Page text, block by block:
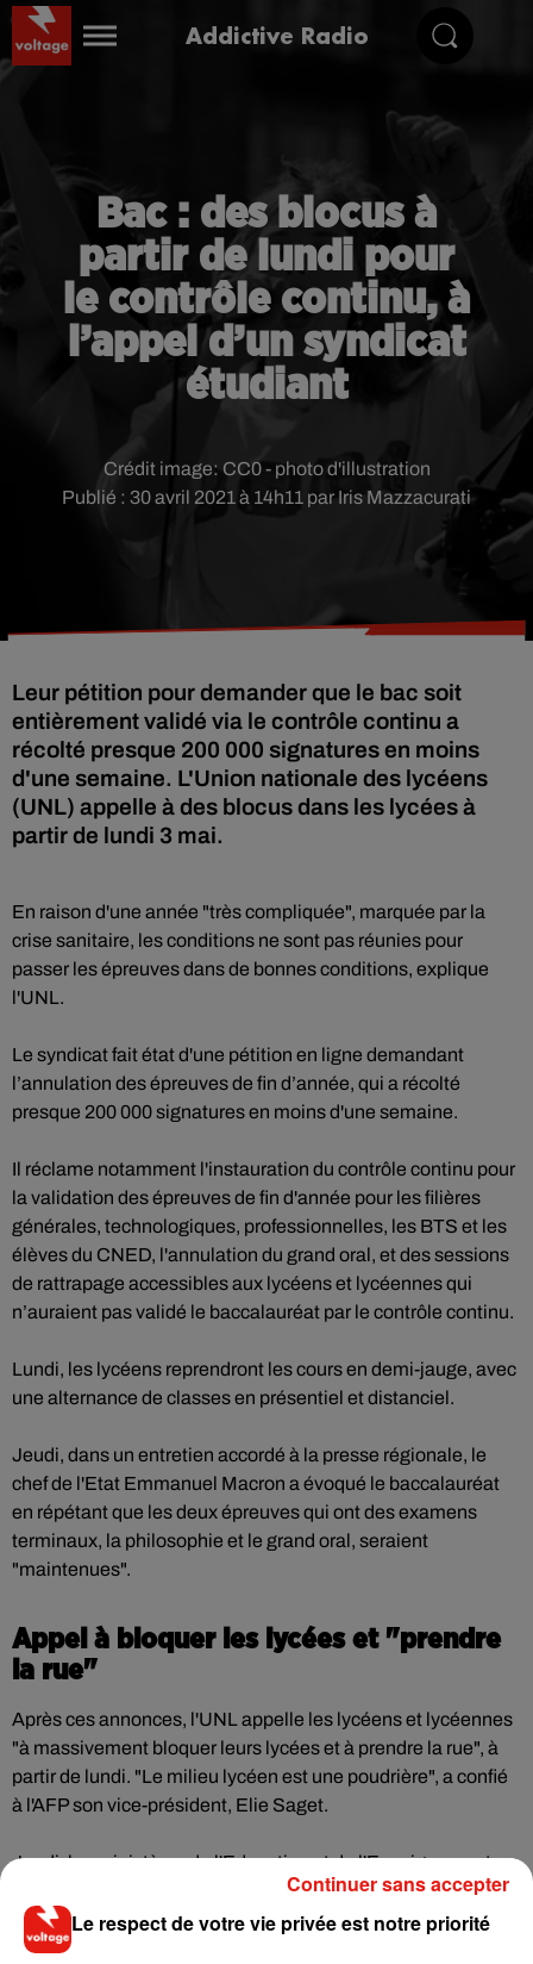
Addictive Radio
Bac : des blocus à
partir de lundi pour
le contrôle continu, à
l’appel d’un syndicat
étudiant
Publié : 30 avril 2021 à 14h11 par Iris Mazzacurati
Crédit image: CC0 - photo d'illustration
Leur pétition pour demander que le bac soit
entièrement validé via le contrôle continu a
récolté presque 200 000 signatures en moins
d'une semaine. L'Union nationale des lycéens
(UNL) appelle à des blocus dans les lycées à
partir de lundi 3 mai.
En raison d'une année "très compliquée", marquée par la
crise sanitaire, les conditions ne sont pas réunies pour
passer les épreuves dans de bonnes conditions, explique
l'UNL.
Le syndicat fait état d'une pétition en ligne demandant
l’annulation des épreuves de fin d’année, qui a récolté
presque 200 000 signatures en moins d'une semaine.
Il réclame notamment l'instauration du contrôle continu pour
la validation des épreuves de fin d'année pour les filières
générales, technologiques, professionnelles, les BTS et les
élèves du CNED, l'annulation du grand oral, et des sessions
de rattrapage accessibles aux lycéens et lycéennes qui
n’auraient pas validé le baccalauréat par le contrôle continu.
Lundi, les lycéens reprendront les cours en demi-jauge, avec
une alternance de classes en présentiel et distanciel.
Jeudi, dans un entretien accordé à la presse régionale, le
chef de l'Etat Emmanuel Macron a évoqué le baccalauréat
en répétant que les deux épreuves qui ont des examens
terminaux, la philosophie et le grand oral, seraient
"maintenues".
Appel à bloquer les lycées et "prendre
la rue"
Après ces annonces, l'UNL appelle les lycéens et lycéennes
"à massivement bloquer leurs lycées et à prendre la rue", à
partir de lundi. "Le milieu lycéen est une poudrière", a confié
à l'AFP son vice-président, Elie Saget.
Jeudi, les ministères de l'Education et de l'Enseignement
supérieur ont détaillé les modalités de la session de
rattrapage exceptionnelle prévue cette année pour les 180
000 candidats en BTS qui ne pourront pas valider leur
Le respect de votre vie privée est notre priorité
Continuer sans accepter